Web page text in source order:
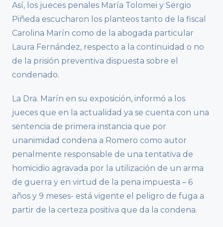
Así, los jueces penales María Tolomei y Sergio
Piñeda escucharon los planteos tanto de la fiscal
Carolina Marín como de la abogada particular
Laura Fernández, respecto a la continuidad o no
de la prisión preventiva dispuesta sobre el
condenado.
La Dra. Marín en su exposición, informó a los
jueces que en la actualidad ya se cuenta con una
sentencia de primera instancia que por
unanimidad condena a Romero como autor
penalmente responsable de una tentativa de
homicidio agravada por la utilización de un arma
de guerra y en virtud de la pena impuesta – 6
años y 9 meses- está vigente el peligro de fuga a
partir de la certeza positiva que da la condena.